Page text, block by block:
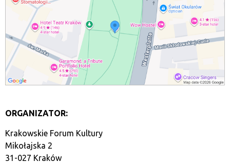
ORGANIZATOR:
Krakowskie Forum Kultury
Mikołajska 2
31-027 Kraków